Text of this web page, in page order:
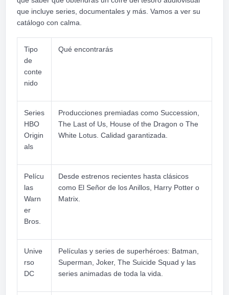
que incluye series, documentales y más. Vamos a ver su
catálogo con calma.
Tipo
de
conte
nido
Qué encontrarás
Series
HBO
Origin
als
Producciones premiadas como Succession,
The Last of Us, House of the Dragon o The
White Lotus. Calidad garantizada.
Pelícu
las
Warn
er
Bros.
Desde estrenos recientes hasta clásicos
como El Señor de los Anillos, Harry Potter o
Matrix.
Unive
rso
DC
Películas y series de superhéroes: Batman,
Superman, Joker, The Suicide Squad y las
series animadas de toda la vida.